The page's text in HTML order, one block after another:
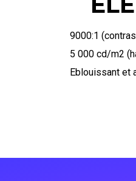
9000:1
5 000 cd/m2
Eblouissant et